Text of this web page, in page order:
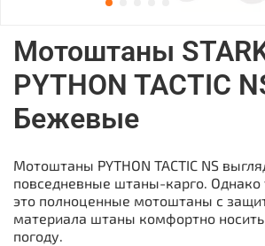
Мотоштаны
PYTHON TACTIC
Бежевые
Мотоштаны PYTHON TACTIC NS
повседневные штаны-карго. Однако
это полноценные мотоштаны с
материала штаны комфортно
погоду.